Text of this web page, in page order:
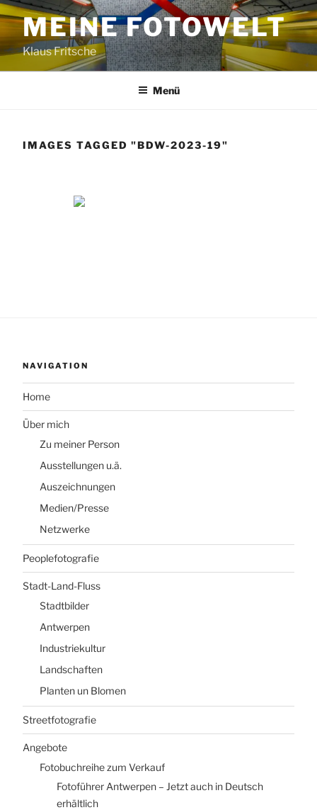
Zum
Inhalt
springenMEINE FOTOWELT
Klaus Fritsche
Menü
IMAGES TAGGED "BDW-2023-19"
NAVIGATION
Home
Über mich
Zu meiner Person
Ausstellungen u.ä.
Auszeichnungen
Medien/Presse
Netzwerke
Peoplefotografie
Stadt-Land-Fluss
Stadtbilder
Antwerpen
Industriekultur
Landschaften
Planten un Blomen
Streetfotografie
Angebote
Fotobuchreihe zum Verkauf
Fotoführer Antwerpen – Jetzt auch in Deutsch
erhältlich